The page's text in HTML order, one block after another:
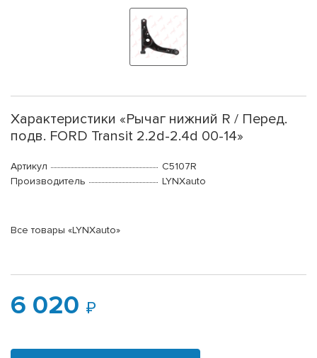
Характеристики «Рычаг нижний R / Перед.
подв. FORD Transit 2.2d-2.4d 00-14»
Артикул
C5107R
Производитель
LYNXauto
Все товары «LYNXauto»
6 020